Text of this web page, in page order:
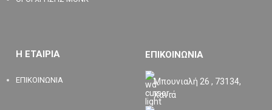
Η ΕΤΑΙΡΙΑ
ΕΠΙΚΟΙΝΩΝΙΑ
ΕΠΙΚΟΙΝΩΝΙΑ
Μπουνιαλή 26 , 73134,
Χανιά